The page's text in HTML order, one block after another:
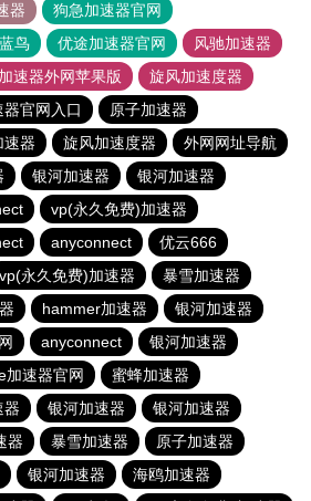
器
狗急加速器官网
鸟 优途加速器官网
风驰加速器
速器外网苹果版
旋风加速度器
官网入口
原子加速器
速器 旋风加速度器
外网网址导航
银河加速器
银河加速器
vp(永久免费)加速器
anyconnect
优云666
vp(永久免费)加速器
暴雪加速器
hammer加速器
银河加速器
anyconnect
银河加速器
加速器官网
蜜蜂加速器
器 银河加速器
银河加速器
器 暴雪加速器
原子加速器
银河加速器
海鸥加速器